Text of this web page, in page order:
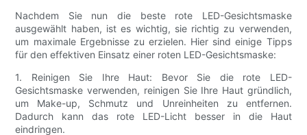
Nachdem Sie nun die beste rote LED-Gesichtsmaske
ausgewählt haben, ist es wichtig, sie richtig zu verwenden,
um maximale Ergebnisse zu erzielen. Hier sind einige Tipps
für den effektiven Einsatz einer roten LED-Gesichtsmaske:
1. Reinigen Sie Ihre Haut: Bevor Sie die rote LED-
Gesichtsmaske verwenden, reinigen Sie Ihre Haut gründlich,
um Make-up, Schmutz und Unreinheiten zu entfernen.
Dadurch kann das rote LED-Licht besser in die Haut
eindringen.